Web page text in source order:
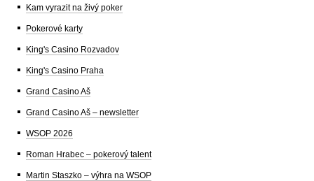
Kam vyrazit na živý poker
Pokerové karty
King's Casino Rozvadov
King's Casino Praha
Grand Casino Aš
Grand Casino Aš – newsletter
WSOP 2026
Roman Hrabec – pokerový talent
Martin Staszko – výhra na WSOP